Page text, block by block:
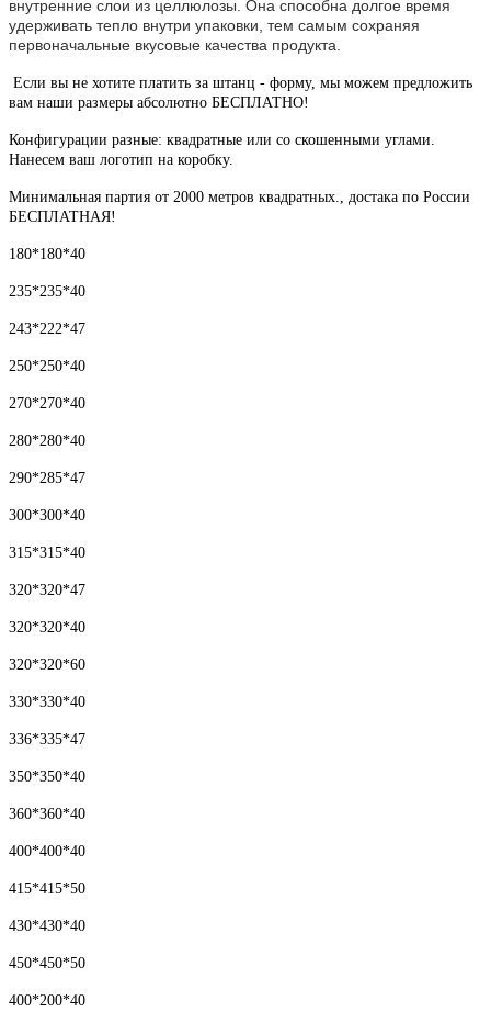
внутренние слои из целлюлозы. Она способна долгое время
удерживать тепло внутри упаковки, тем самым сохраняя
первоначальные вкусовые качества продукта.
Если вы не хотите платить за штанц - форму, мы можем предложить
вам наши размеры абсолютно БЕСПЛАТНО!
Конфигурации разные: квадратные или со скошенными углами.
Нанесем ваш логотип на коробку.
Минимальная партия от 2000 метров квадратных., достака по России
БЕСПЛАТНАЯ!
180*180*40
235*235*40
243*222*47
250*250*40
270*270*40
280*280*40
290*285*47
300*300*40
315*315*40
320*320*47
320*320*40
320*320*60
330*330*40
336*335*47
350*350*40
360*360*40
400*400*40
415*415*50
430*430*40
450*450*50
400*200*40